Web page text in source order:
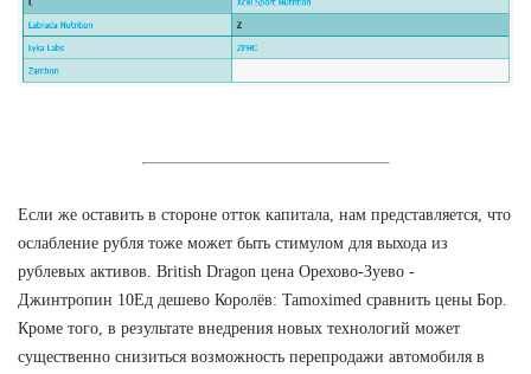
Если же оставить в стороне отток капитала, нам представляется, что
ослабление рубля тоже может быть стимулом для выхода из
рублевых активов. British Dragon цена Орехово-Зуево -
Джинтропин 10Ед дешево Королёв: Tamoximed сравнить цены Бор.
Кроме того, в результате внедрения новых технологий может
существенно снизиться возможность перепродажи автомобиля в